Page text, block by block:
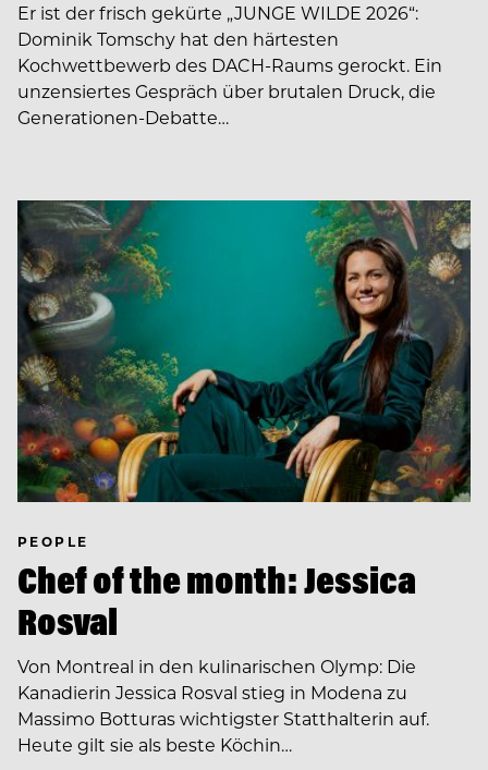
Er ist der frisch gekürte „JUNGE WILDE 2026“:
Dominik Tomschy hat den härtesten
Kochwettbewerb des DACH-Raums gerockt. Ein
unzensiertes Gespräch über brutalen Druck, die
Generationen-Debatte…
PEOPLE
Chef of the month: Jessica
Rosval
Von Montreal in den kulinarischen Olymp: Die
Kanadierin Jessica Rosval stieg in Modena zu
Massimo Botturas wichtigster Statthalterin auf.
Heute gilt sie als beste Köchin…